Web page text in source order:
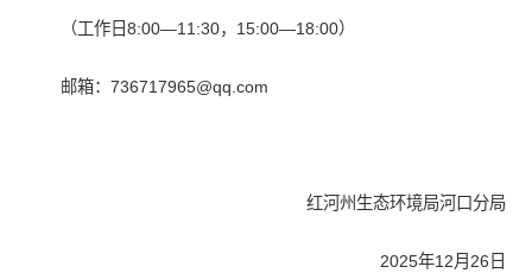
（工作日8:00—11:30，15:00—18:00）
邮箱：736717965@qq.com
红河州生态环境局河口分局
2025年12月26日